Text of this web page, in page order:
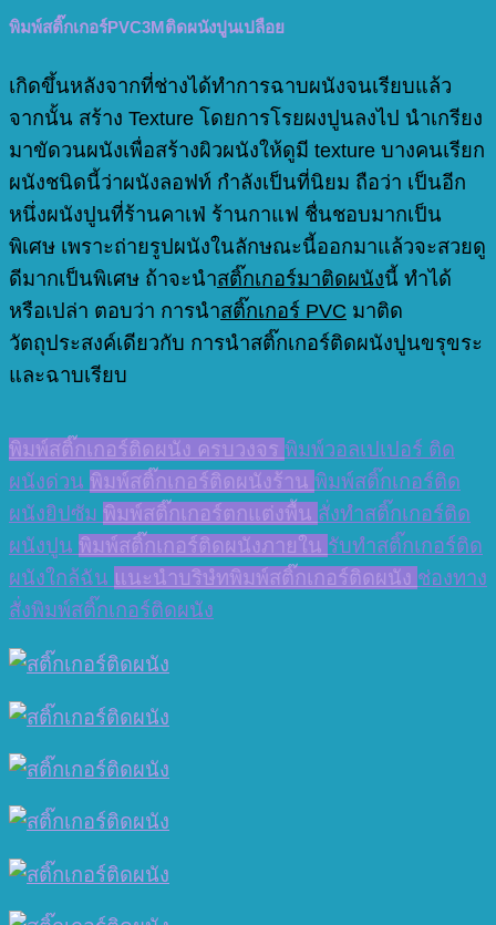
พิมพ์สติ๊กเกอร์PVC3Mติดผนังปูนเปลือย
เกิดขึ้นหลังจากที่ช่างได้ทำการฉาบผนังจนเรียบแล้ว
จากนั้น สร้าง Texture โดยการโรยผงปูนลงไป นำเกรียง
มาขัดวนผนังเพื่อสร้างผิวผนังให้ดูมี texture บางคนเรียก
ผนังชนิดนี้ว่าผนังลอฟท์ กำลังเป็นที่นิยม ถือว่า เป็นอีก
หนึ่งผนังปูนที่ร้านคาเฟ่ ร้านกาแฟ ชื่นชอบมากเป็น
พิเศษ เพราะถ่ายรูปผนังในลักษณะนี้ออกมาแล้วจะสวยดู
ดีมากเป็นพิเศษ ถ้าจะนำสติ๊กเกอร์มาติดผนังนี้ ทำได้
หรือเปล่า ตอบว่า การนำสติ๊กเกอร์ PVC มาติด
วัตถุประสงค์เดียวกับ การนำสติ๊กเกอร์ติดผนังปูนขรุขระ
และฉาบเรียบ
พิมพ์สติ๊กเกอร์ติดผนัง ครบวงจร พิมพ์วอลเปเปอร์ ติด
ผนังด่วน พิมพ์สติ๊กเกอร์ติดผนังร้าน พิมพ์สติ๊กเกอร์ติด
ผนังยิปซัม พิมพ์สติ๊กเกอร์ตกแต่งพื้น สั่งทำสติ๊กเกอร์ติด
ผนังปูน พิมพ์สติ๊กเกอร์ติดผนังภายใน รับทำสติ๊กเกอร์ติด
ผนังใกล้ฉัน แนะนำบริษํทพิมพ์สติ๊กเกอร์ติดผนัง ช่องทาง
สั่งพิมพ์สติ๊กเกอร์ติดผนัง